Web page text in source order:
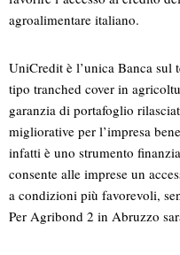
agroalimentare italiano.
UniCredit è l’unica Banca
tipo tranched cover in
garanzia di portafoglio
migliorative per l’impresa
infatti è uno strumento
consente alle imprese un
a condizioni più favorevoli,
Per Agribond 2 in Abruzzo